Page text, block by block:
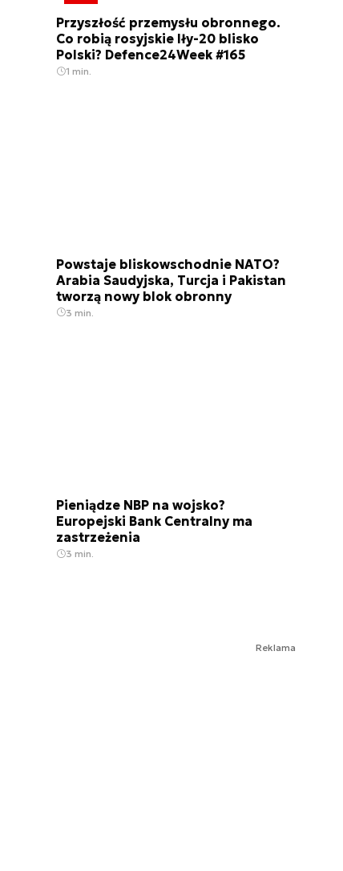
Przyszłość przemysłu obronnego.
Co robią rosyjskie Iły-20 blisko
Polski? Defence24Week #165
1 min.
Powstaje bliskowschodnie NATO?
Arabia Saudyjska, Turcja i Pakistan
tworzą nowy blok obronny
3 min.
Pieniądze NBP na wojsko?
Europejski Bank Centralny ma
zastrzeżenia
3 min.
Reklama